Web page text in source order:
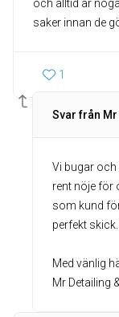
och alltid är
saker innan de
1
Svar från Mr
Vi bugar
rent nöje för
som kund
perfekt
Med vänlig
Mr Detailing